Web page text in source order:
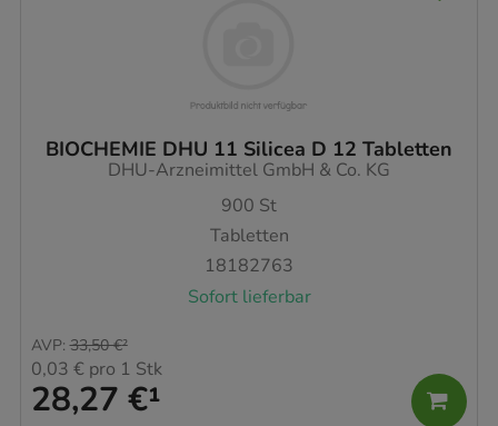
BIOCHEMIE DHU 11 Silicea D 12 Tabletten
DHU-Arzneimittel GmbH & Co. KG
900 St
Tabletten
18182763
Sofort lieferbar
28,27 €¹
AVP: 33,50 €²
0,03 € pro 1 Stk